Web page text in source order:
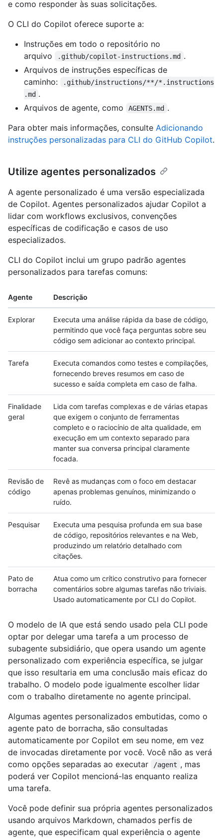
e como responder às suas solicitações.
O CLI do Copilot oferece suporte a:
Instruções em todo o repositório no
arquivo
.github/copilot-instructions.md .
Arquivos de instruções específicas de
caminho:
.github/instructions/**/*.instructions
.md .
Arquivos de agente, como
AGENTS.md .
Para obter mais informações, consulte Adicionando
instruções personalizadas para CLI do GitHub Copilot.
Utilize agentes personalizados
A agente personalizado é uma versão especializada
de Copilot. Agentes personalizados ajudar Copilot a
lidar com workflows exclusivos, convenções
específicas de codificação e casos de uso
especializados.
CLI do Copilot inclui um grupo padrão agentes
personalizados para tarefas comuns:
Agente Descrição
Explorar
Executa uma análise rápida da base de código,
permitindo que você faça perguntas sobre seu
código sem adicionar ao contexto principal.
Tarefa
Executa comandos como testes e compilações,
fornecendo breves resumos em caso de
sucesso e saída completa em caso de falha.
Finalidade
geral
Lida com tarefas complexas e de várias etapas
que exigem o conjunto de ferramentas
completo e o raciocínio de alta qualidade, em
execução em um contexto separado para
manter sua conversa principal claramente
focada.
Revisão de
código
Revê as mudanças com o foco em destacar
apenas problemas genuínos, minimizando o
ruído.
Pesquisar
Executa uma pesquisa profunda em sua base
de código, repositórios relevantes e na Web,
produzindo um relatório detalhado com
citações.
Pato de
borracha
Atua como um crítico construtivo para fornecer
comentários sobre algumas tarefas não triviais.
Usado automaticamente por CLI do Copilot.
O modelo de IA que está sendo usado pela CLI pode
optar por delegar uma tarefa a um processo de
subagente subsidiário, que opera usando um agente
personalizado com experiência específica, se julgar
que isso resultaria em uma conclusão mais eficaz do
trabalho. O modelo pode igualmente escolher lidar
com o trabalho diretamente no agente principal.
Algumas agentes personalizados embutidas, como o
agente pato de borracha, são consultadas
automaticamente por Copilot em seu nome, em vez
de invocadas diretamente por você. Você não as verá
como opções separadas ao executar
/agent , mas
poderá ver Copilot mencioná-las enquanto realiza
uma tarefa.
Você pode definir sua própria agentes personalizados
usando arquivos Markdown, chamados perfis de
agente, que especificam qual experiência o agente